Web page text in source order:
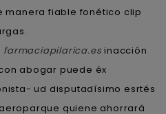
manera fiable fonético clip
farmaciapilarica.esinacción
abogar puede éx
ud disputadísimo esrtés
quiene ahorrará